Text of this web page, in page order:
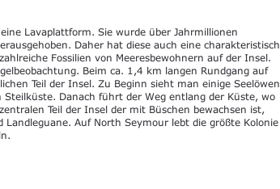
Lavaplattform. Sie wurde über Jahrmillionen
Daher hat diese auch eine charakteristisch
Fossilien von Meeresbewohnern auf der Insel.
Beim ca. 1,4 km langen Rundgang auf
Teil der Insel. Zu Beginn sieht man einige Seelöwen
Danach führt der Weg entlang der Küste, wo
Teil der Insel der mit Büschen bewachsen ist,
Auf North Seymour lebt die größte Kolonie